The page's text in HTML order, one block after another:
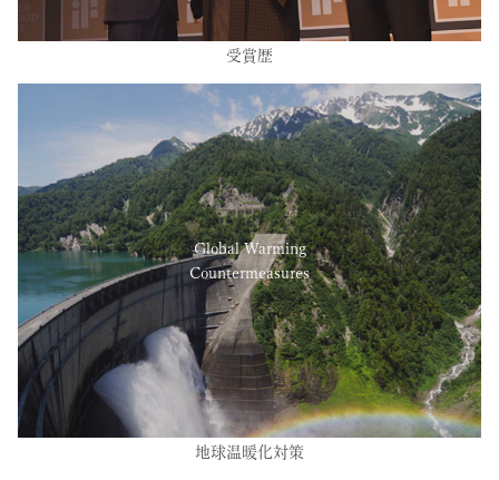
受賞歴
Global Warming
Countermeasures
地球温暖化対策